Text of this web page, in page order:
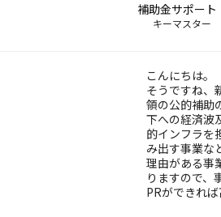
補助金サポート
キーマスター
こんにちは。
そうですね、
領の公的補助
下への経済波
的インフラを
み出す事業な
理由がある事
りますので、
PRができれば